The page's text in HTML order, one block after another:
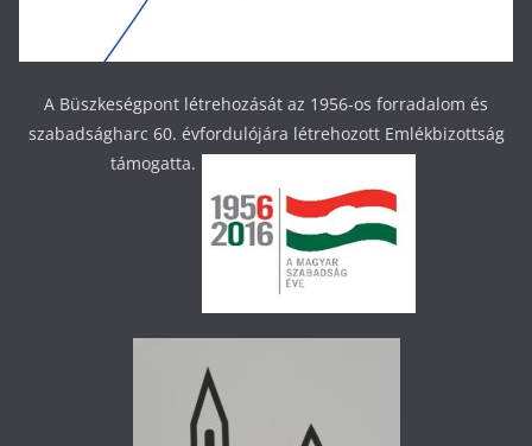
A Büszkeségpont létrehozását az 1956-os forradalom és
szabadságharc 60. évfordulójára létrehozott Emlékbizottság
támogatta.